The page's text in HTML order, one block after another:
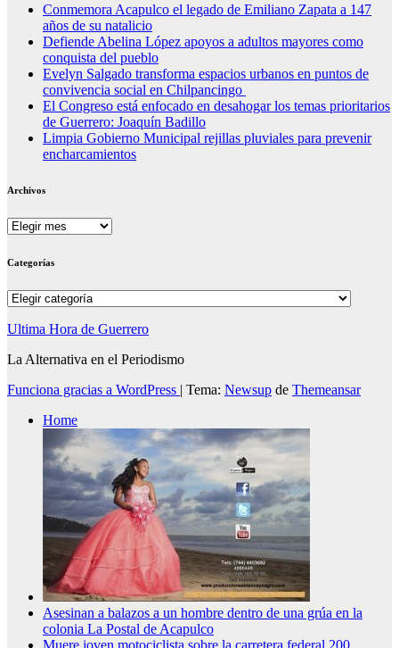
Conmemora Acapulco el legado de Emiliano Zapata a 147
años de su natalicio
Defiende Abelina López apoyos a adultos mayores como
conquista del pueblo
Evelyn Salgado transforma espacios urbanos en puntos de
convivencia social en Chilpancingo
El Congreso está enfocado en desahogar los temas prioritarios
de Guerrero: Joaquín Badillo
Limpia Gobierno Municipal rejillas pluviales para prevenir
encharcamientos
Archivos
Archivos
Categorías
Categorías
Ultima Hora de Guerrero
La Alternativa en el Periodismo
Funciona gracias a WordPress | Tema: Newsup de Themeansar
Home
Asesinan a balazos a un hombre dentro de una grúa en la
colonia La Postal de Acapulco
Muere joven motociclista sobre la carretera federal 200